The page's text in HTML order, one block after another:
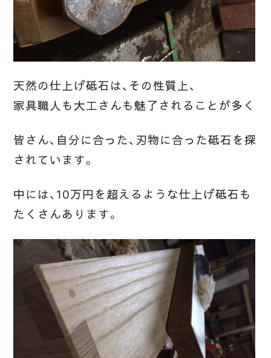
天然の仕上げ砥石は、その性質上、
家具職人も大工さんも魅了されることが多く
皆さん、自分に合った、刃物に合った砥石を探
されています。
中には、10万円を超えるような仕上げ砥石も
たくさんあります。